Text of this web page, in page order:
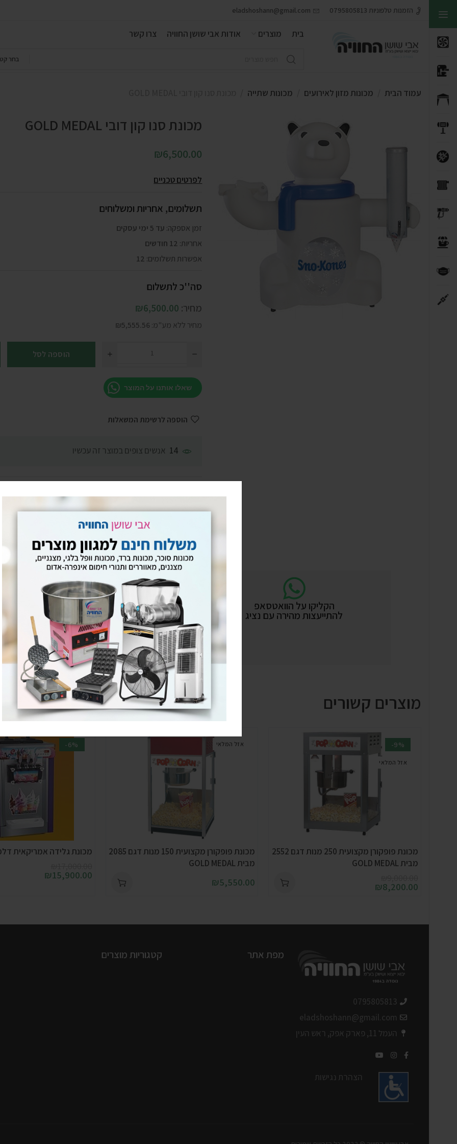
הזמנות טלפוניות 0795805813 eladshoshann@gmail.com
בית מוצרים אודות אבי שושן החוויה צרו קשר
בחר
עמוד הבית מכונות מזון לאירועים מכונות שתייה
מכונת סנו קון דובי GOLD MEDAL
₪6,500.00
לפרטים טכניים
תשלומים, אחריות ומשלוחים
זמן אספקה: עד 5 ימי עסקים
אחריות: 12 חודשים
אפשרות תשלומים: 12
סה''כ לתשלום
מחיר:
₪6,500.00
מחיר ללא מע"מ: ₪5,555.56
הוספה לסל
שאלו אותנו על המוצר
הוספה לרשימת המשאלות
14 אנשים צופים במוצר זה עכשיו
מק"ט:9f64ef788f8f
קטגוריות:מכונות ברד מקצועיות ותעשייתיות מכונות מזון
הקליקו על הוואטסאפ
להתייעצות מהירה עם נציג
מעדיפים בטלפון? חייגו עכשיו
0795805813
מוצרים קשורים
-9%
אזל המלאי
מכונת פופקורן מקצועית 250 מנות דגם 2552
מבית GOLD MEDAL
₪8,200.00
אזל המלאי
מכונת פופקורן מקצועית 150 מנות דגם 2085
מבית GOLD MEDAL
₪5,550.00
-6%
מכונת גלידה אמריקאית
₪15,900.00
0795805813
eladshoshann@gmail.com
העמל 11, פארק אפק, ראש העין
הצהרת נגישות
מפת אתר קטגוריות מוצרים